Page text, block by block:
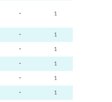
- 1
- 1
- 1
- 1
- 1
- 1